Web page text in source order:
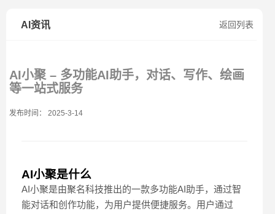
返回列表
AI资讯
AI小聚 – 多功能AI助手，对话、写作、绘画
等一站式服务
发布时间： 2025-3-14
AI小聚是什么
AI小聚是由聚名科技推出的一款多功能AI助手，通过智
能对话和创作功能，为用户提供便捷服务。用户通过